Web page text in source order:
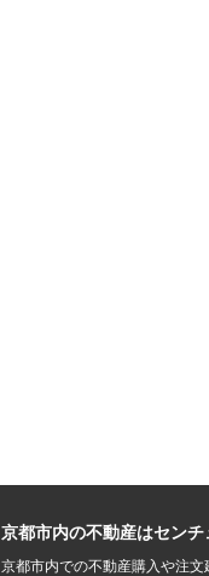
京都市内の不動産はセン
京都市内での不動産購入や注